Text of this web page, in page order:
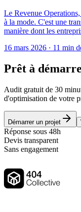
Le Revenue
à la mode. C'est une
manière dont les
16 mars 2026 · 11 min
Prêt à
Audit gratuit de 30
d'optimisation de votre
Démarrer un projet
Réponse sous 48h
Devis transparent
Sans engagement